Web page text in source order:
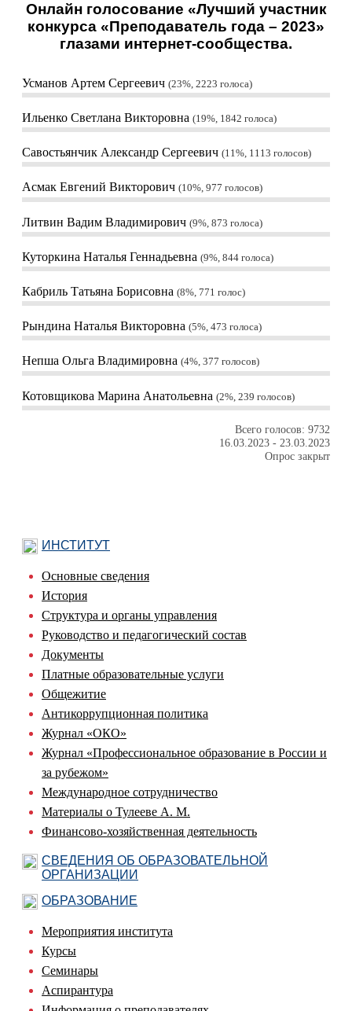
Онлайн голосование «Лучший участник
конкурса «Преподаватель года – 2023»
глазами интернет-сообщества.
Усманов Артем Сергеевич 23%, 2223 голоса
Ильенко Светлана Викторовна 19%, 1842 голоса
Савостьянчик Александр Сергеевич 11%, 1113 голосов
Асмак Евгений Викторович 10%, 977 голосов
Литвин Вадим Владимирович 9%, 873 голоса
Куторкина Наталья Геннадьевна 9%, 844 голоса
Кабриль Татьяна Борисовна 8%, 771 голос
Рындина Наталья Викторовна 5%, 473 голоса
Непша Ольга Владимировна 4%, 377 голосов
Котовщикова Марина Анатольевна 2%, 239 голосов
Всего голосов: 9732
16.03.2023 - 23.03.2023
Опрос закрыт
ИНСТИТУТ
Основные сведения
История
Структура и органы управления
Руководство и педагогический состав
Документы
Платные образовательные услуги
Общежитие
Антикоррупционная политика
Журнал «ОКО»
Журнал «Профессиональное образование в России и
за рубежом»
Международное сотрудничество
Материалы о Тулееве А. М.
Финансово-хозяйственная деятельность
СВЕДЕНИЯ ОБ ОБРАЗОВАТЕЛЬНОЙ
ОРГАНИЗАЦИИ
ОБРАЗОВАНИЕ
Мероприятия института
Курсы
Семинары
Аспирантура